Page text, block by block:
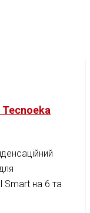
Smart на 6 та